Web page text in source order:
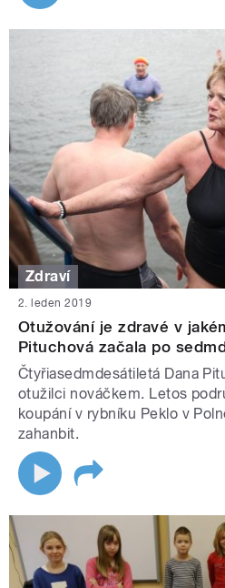
Zdraví
2. leden 2019
Otužování je zdravé v
Pituchová začala po
Čtyřiasedmdesátiletá Dana
otužilci nováčkem. Letos
koupání v rybníku Peklo v
zahanbit.